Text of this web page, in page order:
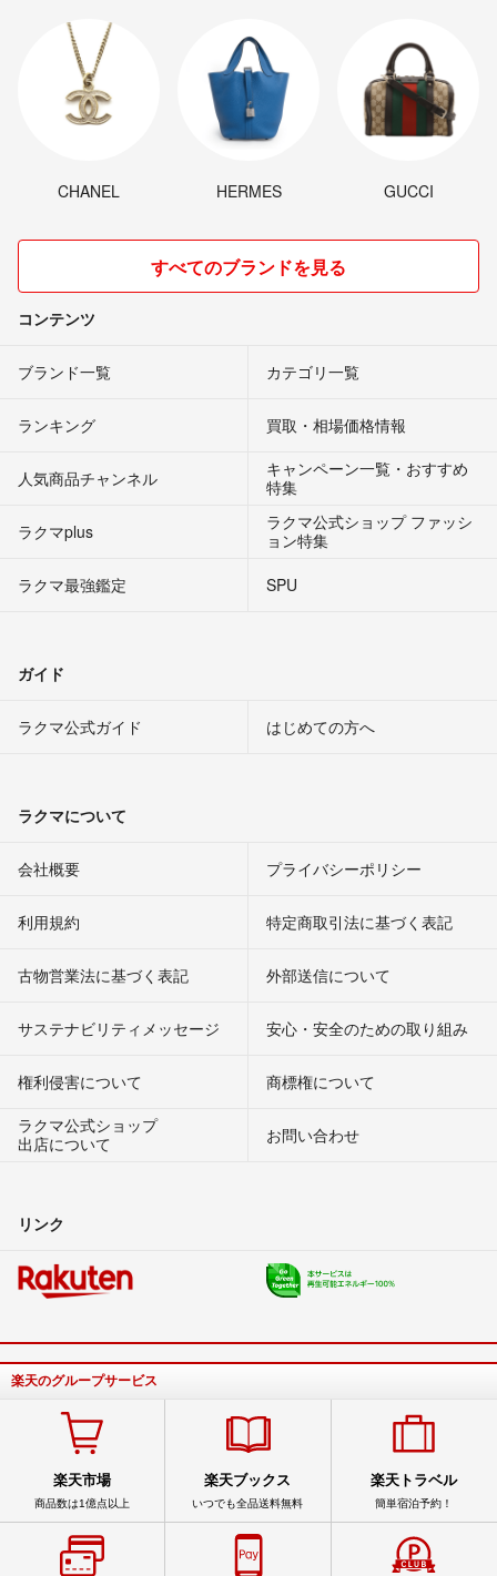
CHANEL HERMES GUCCI
すべてのブランドを見る
コンテンツ
ブランド一覧 カテゴリ一覧
ランキング 買取・相場価格情報
人気商品チャンネル
キャンペーン一覧・おすすめ
特集
ラクマplus
ラクマ公式ショップ ファッシ
ョン特集
ラクマ最強鑑定
SPU
ガイド
ラクマ公式ガイド はじめての方へ
ラクマについて
会社概要 プライバシーポリシー
利用規約 特定商取引法に基づく表記
古物営業法に基づく表記 外部送信について
サステナビリティメッセージ 安心・安全のための取り組み
権利侵害について
商標権について
ラクマ公式ショップ
出店について
お問い合わせ
リンク
楽天のグループサービス
楽天市場
商品数は1億点以上
楽天ブックス
いつでも全品送料無料
楽天トラベル
簡単宿泊予約！